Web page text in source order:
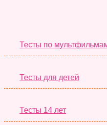
Тесты по
Тесты для детей
Тесты 14 лет